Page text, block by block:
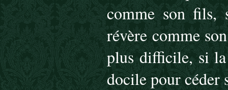
comme son
révère comme
plus difficile, si
docile pour céder